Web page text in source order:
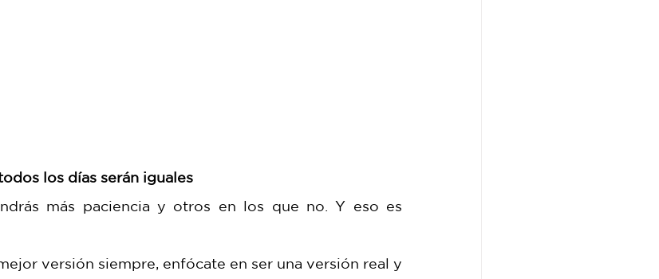
los días serán iguales
más paciencia y otros en los que no. Y eso es
versión siempre, enfócate en ser una versión real y